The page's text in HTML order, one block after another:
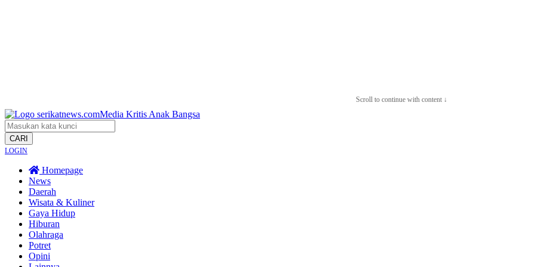
Scroll to continue with content ↓
CARI
LOGIN
Homepage
News
Daerah
Wisata & Kuliner
Gaya Hidup
Hiburan
Olahraga
Potret
Opini